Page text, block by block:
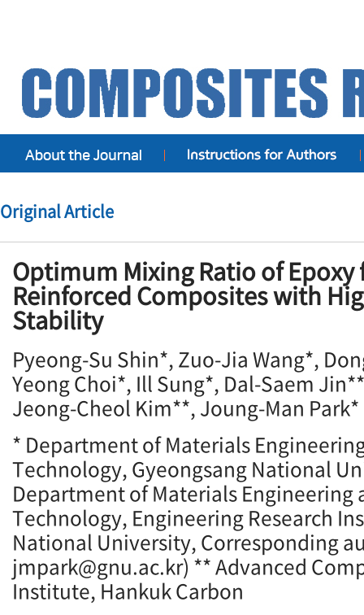
Original Article
Optimum Mixing Ratio of Epoxy
Reinforced Composites with
Stability
Pyeong-Su Shin*, Zuo-Jia Wang*,
Yeong Choi*, Ill Sung*, Dal-Saem
Jeong-Cheol Kim**, Joung-Man
* Department of Materials
Technology, Gyeongsang National
Department of Materials Engineering
Technology, Engineering Research
National University, Corresponding
jmpark@gnu.ac.kr) ** Advanced
Institute, Hankuk Carbon